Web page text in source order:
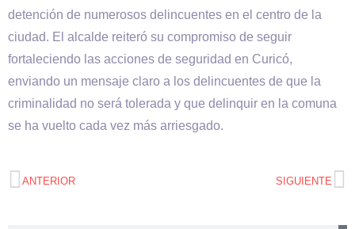
detención de numerosos delincuentes en el centro de la
ciudad. El alcalde reiteró su compromiso de seguir
fortaleciendo las acciones de seguridad en Curicó,
enviando un mensaje claro a los delincuentes de que la
criminalidad no será tolerada y que delinquir en la comuna
se ha vuelto cada vez más arriesgado.
ANTERIOR SIGUIENTE